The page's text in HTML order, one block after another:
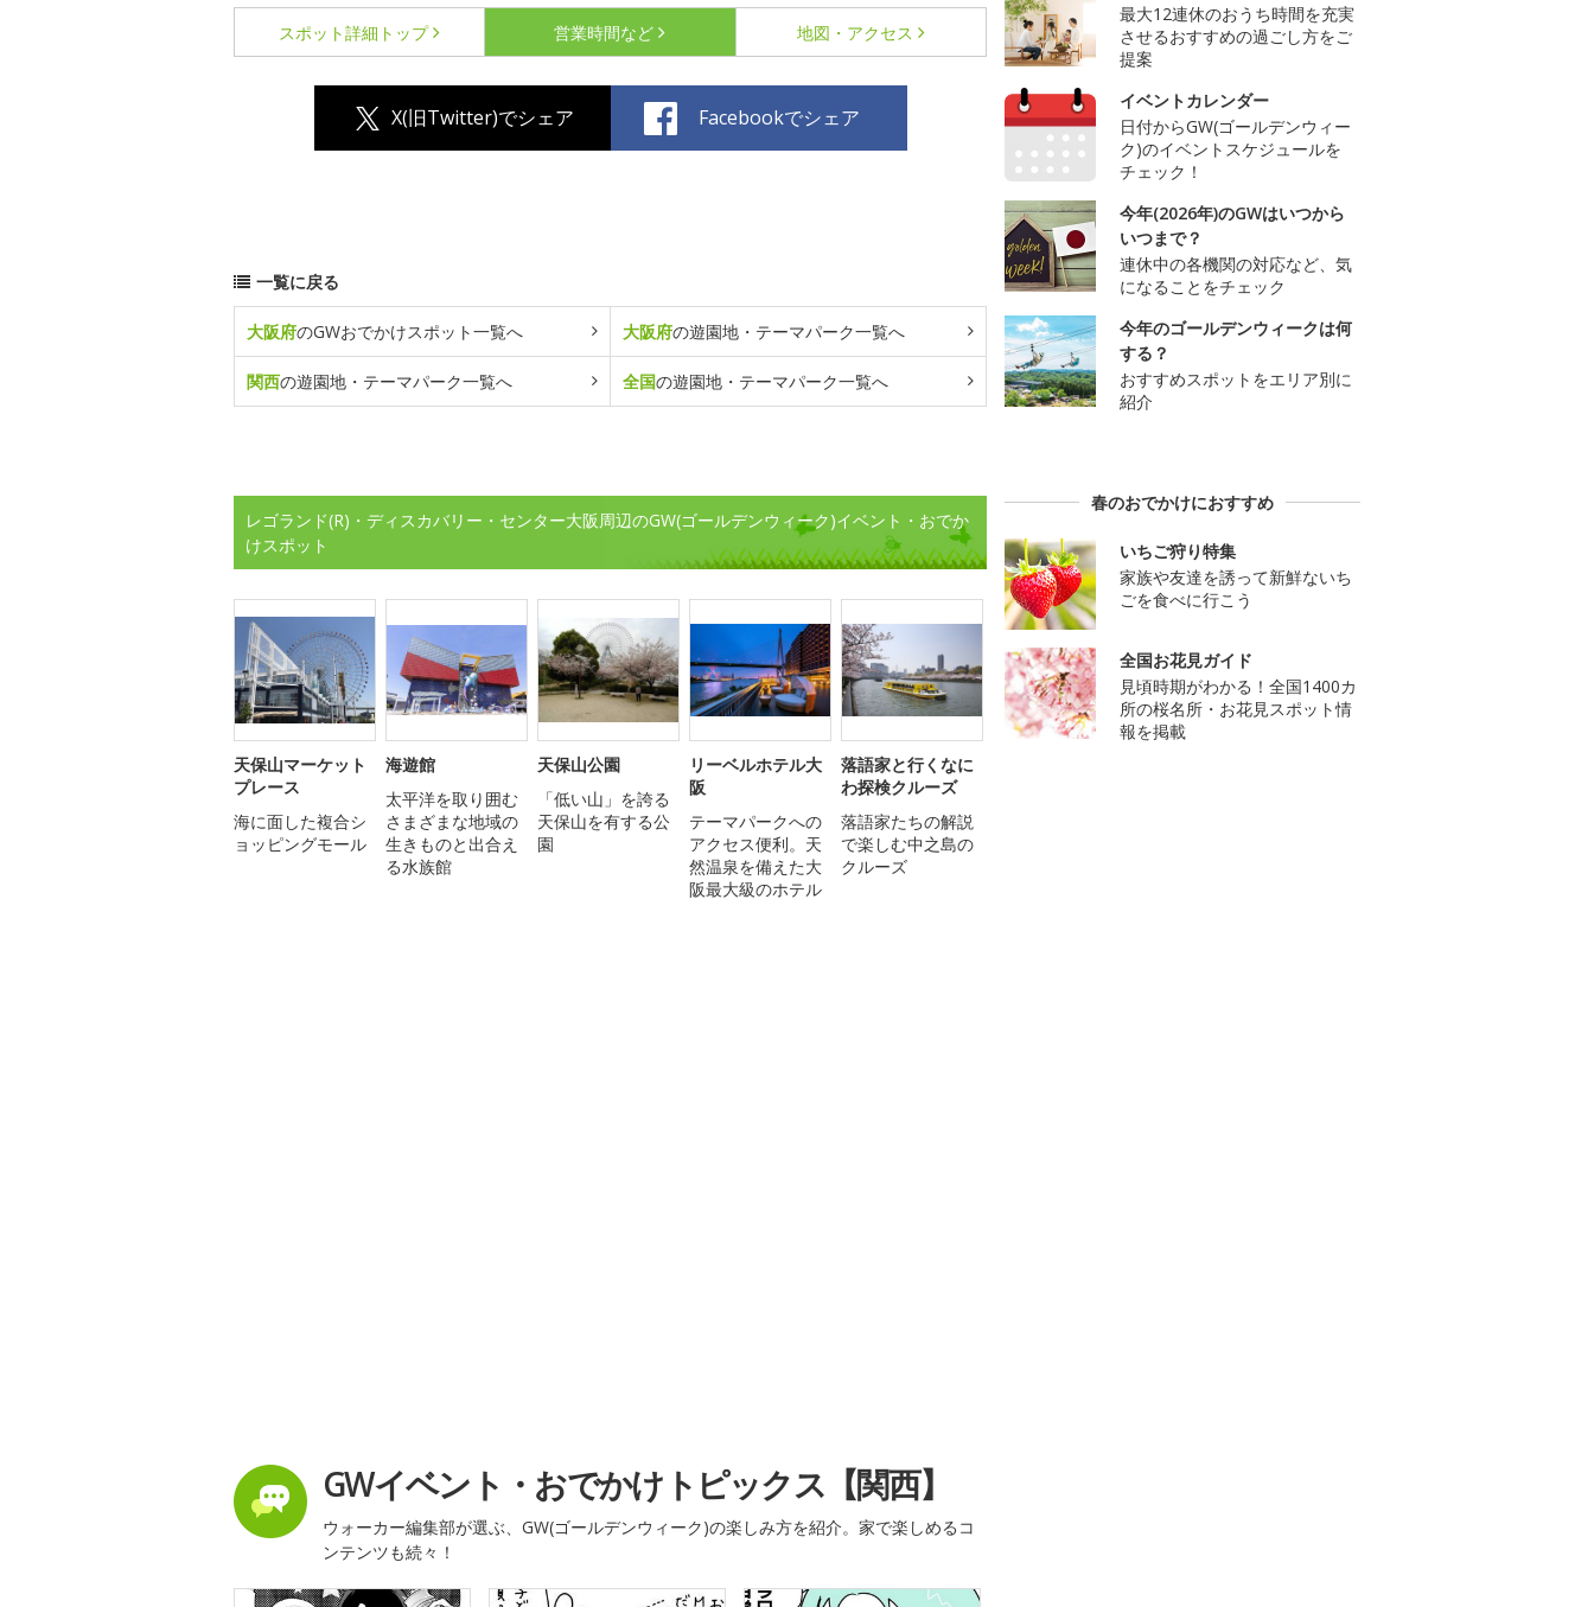
スポット詳細 トップ 営業時間など 地図・アクセス
X(旧Twitter)でシェア Facebookでシェア
一覧に戻る
大阪府のGWおでかけスポット一覧へ 大阪府の遊園地・テーマパーク一覧へ
関西の遊園地・テーマパーク一覧へ 全国の遊園地・テーマパーク一覧へ
レゴランド(R)・ディスカバリー・センター大阪周辺のGW(ゴールデンウィーク)イベント・おでか
けスポット
天保山マーケット
プレース
海に面した複合シ
ョッピングモール
海遊館
太平洋を取り囲む
さまざまな地域の
生きものと出合え
る水族館
天保山公園
「低い山」を誇る
天保山を有する公
園
リーベルホテル大
阪
テーマパークへの
アクセス便利。天
然温泉を備えた大
阪最大級のホテル
落語家と行くなに
わ探検クルーズ
落語家たちの解説
で楽しむ中之島の
クルーズ
GWイベント・おでかけトピックス【関西】
ウォーカー編集部が選ぶ、GW(ゴールデンウィーク)の楽しみ方を紹介。家で楽しめるコ
ンテンツも続々！
最大12連休のおうち時間を充実
させるおすすめの過ごし方をご
提案
イベントカレンダー
日付からGW(ゴールデンウィー
ク)のイベントスケジュールを
チェック！
今年(2026年)のGWはいつから
いつまで？
連休中の各機関の対応など、気
になることをチェック
今年のゴールデンウィークは何
する？
おすすめスポットをエリア別に
紹介
春のおでかけにおすすめ
いちご狩り特集
家族や友達を誘って新鮮ないち
ごを食べに行こう
全国お花見ガイド
見頃時期がわかる！全国1400カ
所の桜名所・お花見スポット情
報を掲載